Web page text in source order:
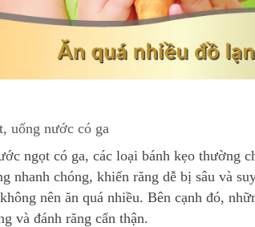
uống nước có ga
ngọt có ga, các loại bánh kẹo thường
nhanh chóng, khiến răng dễ bị sâu và
nên ăn quá nhiều. Bên cạnh đó,
và đánh răng cẩn thận.